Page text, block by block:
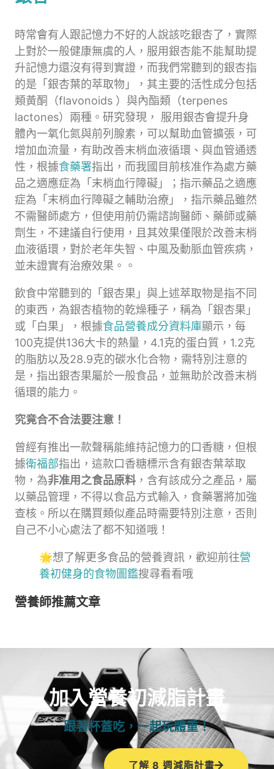
時常會有人跟記憶力不好的人說該吃銀杏了，實際
上對於一般健康無虞的人，服用銀杏能不能幫助提
升記憶力還沒有得到實證，而我們常聽到的銀杏指
的是「銀杏葉的萃取物」，其主要的活性成分包括
類黃酮（flavonoids ）與內酯類（terpenes
lactones）兩種。研究發現， 服用銀杏會提升身
體內一氧化氮與前列腺素，可以幫助血管擴張，可
增加血流量，有助改善末梢血液循環、與血管通透
性，根據食藥署指出，而我國目前核准作為處方藥
品之適應症為「末梢血行障礙」；指示藥品之適應
症為「末梢血行障礙之輔助治療」，指示藥品雖然
不需醫師處方，但使用前仍需諮詢醫師、藥師或藥
劑生，不建議自行使用，且其效果僅限於改善末梢
血液循環，對於老年失智、中風及動脈血管疾病，
並未證實有治療效果。。
飲食中常聽到的「銀杏果」與上述萃取物是指不同
的東西，為銀杏植物的乾燥種子，稱為「銀杏果」
或「白果」，根據食品營養成分資料庫顯示，每
100克提供136大卡的熱量，4.1克的蛋白質，1.2克
的脂肪以及28.9克的碳水化合物，需特別注意的
是，指出銀杏果屬於一般食品，並無助於改善末梢
循環的能力。
究竟合不合法要注意！
曾經有推出一款聲稱能維持記憶力的口香糖，但根
據衛福部指出，這款口香糖標示含有銀杏葉萃取
物，為非准用之食品原料 ，含有該成分之產品，屬
以藥品管理，不得以食品方式輸入，食藥署將加強
查核。所以在購買類似產品時需要特別注意，否則
自己不小心處法了都不知道哦！
🌟想了解更多食品的營養資訊，歡迎前往營
養初健身的食物圖鑑搜尋看看哦
營養師推薦文章
加入營養初減脂計畫
跟著杯蓋吃，一起玩體重！
了解 8 週減脂計畫